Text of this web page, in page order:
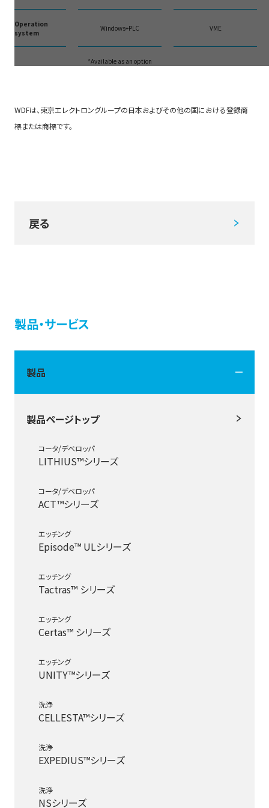
Operation
system
Windows+PLC VME
*Available as an option
WDFは、東京エレクトロングループの日本およびその他の国における登録商
標または商標です。
戻る
製品・サービス
製品
製品ページトップ
コータ/デベロッパ
LITHIUS™シリーズ
コータ/デベロッパ
ACT™シリーズ
エッチング
Episode™ ULシリーズ
エッチング
Tactras™ シリーズ
エッチング
Certas™ シリーズ
エッチング
UNITY™シリーズ
洗浄
CELLESTA™シリーズ
洗浄
EXPEDIUS™シリーズ
洗浄
NSシリーズ